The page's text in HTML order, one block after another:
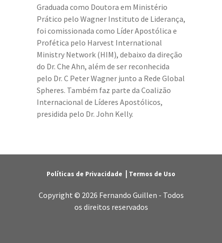
Graduada como Doutora em Ministério
Prático pelo Wagner Instituto de Liderança,
foi comissionada como Líder Apostólica e
Profética pelo Harvest International
Ministry Network (HIM), debaixo da direção
do Dr. Che Ahn, além de ser reconhecida
pelo Dr. C Peter Wagner junto a Rede Global
Spheres. Também faz parte da Coalizão
Internacional de Líderes Apostólicos,
presidida pelo Dr. John Kelly.
Políticas de Privacidade | Termos de Uso
Copyright © 2026 Fernando Guillen - Todos
os direitos reservados